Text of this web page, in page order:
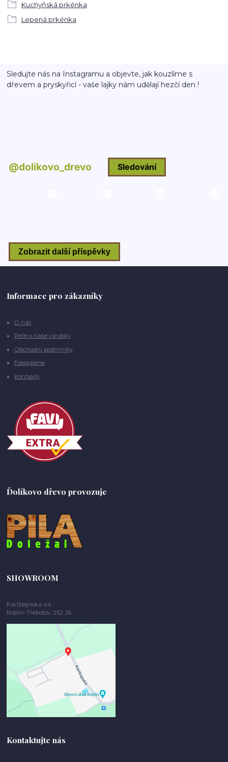
Kuchyňská prkénka
Lepená prkénka
Sledujte nás na Instagramu a objevte, jak kouzlíme s
dřevem a pryskyřicí - vaše lajky nám udělají hezčí den !
Informace pro zákazníky
O nás
Péče o naše výrobky
Obchodní podmínky
Fotogalerie
Kontakty
Ďolíkovo dřevo provozuje
SHOWROOM
Karlštejnská 44
Roblín-Třebotov, 252 26
Kontaktujte nás